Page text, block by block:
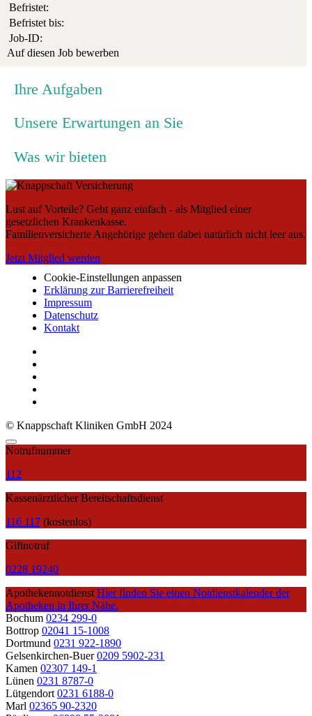
Befristet:
Befristet bis:
Job-ID:
Auf diesen Job bewerben
Ihre Aufgaben
Unsere Erwartungen an Sie
Was wir bieten
Lust auf Vorteile? Geht ganz einfach - als Mitglied einer
gesetzlichen Krankenkasse.
Familienversicherte Angehörige gehen dabei natürlich nicht leer aus.
Jetzt Mitglied werden
Cookie-Einstellungen anpassen
Erklärung zur Barrierefreiheit
Impressum
Datenschutz
Kontakt
© Knappschaft Kliniken GmbH 2024
Notrufnummer
112
Kassenärztlicher Bereitschaftsdienst
116 117 (kostenlos)
Giftnotruf
0228 19240
Apothekennotdienst Hier finden Sie einen Notdienstkalender der
Apotheken in Ihrer Nähe.
Bochum 0234 299-0
Bottrop 02041 15-1008
Dortmund 0231 922-1890
Gelsenkirchen-Buer 0209 5902-231
Kamen 02307 149-1
Lünen 0231 8787-0
Lütgendort 0231 6188-0
Marl 02365 90-2320